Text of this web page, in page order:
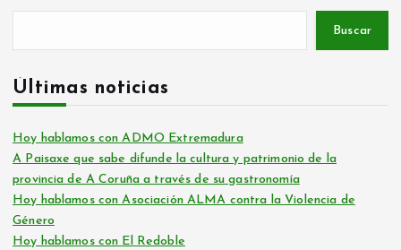
Buscar
Últimas noticias
Hoy hablamos con ADMO Extremadura
A Paisaxe que sabe difunde la cultura y patrimonio de la
provincia de A Coruña a través de su gastronomía
Hoy hablamos con Asociación ALMA contra la Violencia de
Género
Hoy hablamos con El Redoble